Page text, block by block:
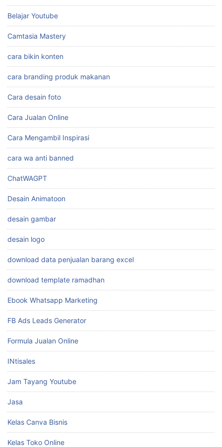
Belajar Youtube
Camtasia Mastery
cara bikin konten
cara branding produk makanan
Cara desain foto
Cara Jualan Online
Cara Mengambil Inspirasi
cara wa anti banned
ChatWAGPT
Desain Animatoon
desain gambar
desain logo
download data penjualan barang excel
download template ramadhan
Ebook Whatsapp Marketing
FB Ads Leads Generator
Formula Jualan Online
INtisales
Jam Tayang Youtube
Jasa
Kelas Canva Bisnis
Kelas Toko Online